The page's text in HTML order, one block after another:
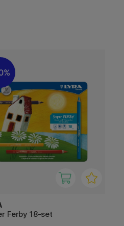
Ferby 18-set